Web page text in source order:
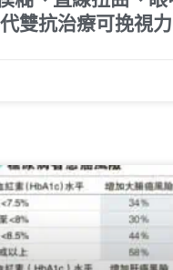
雙抗治療可挽視力